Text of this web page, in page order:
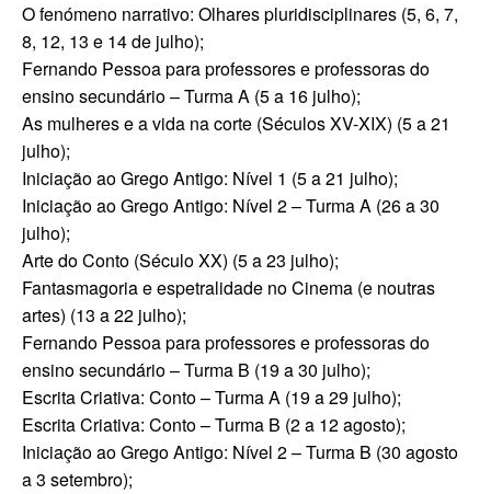
O fenómeno narrativo: Olhares pluridisciplinares (5, 6, 7,
8, 12, 13 e 14 de julho);
Fernando Pessoa para professores e professoras do
ensino secundário – Turma A (5 a 16 julho);
As mulheres e a vida na corte (Séculos XV-XIX) (5 a 21
julho);
Iniciação ao Grego Antigo: Nível 1 (5 a 21 julho);
Iniciação ao Grego Antigo: Nível 2 – Turma A (26 a 30
julho);
Arte do Conto (Século XX) (5 a 23 julho);
Fantasmagoria e espetralidade no Cinema (e noutras
artes) (13 a 22 julho);
Fernando Pessoa para professores e professoras do
ensino secundário – Turma B (19 a 30 julho);
Escrita Criativa: Conto – Turma A (19 a 29 julho);
Escrita Criativa: Conto – Turma B (2 a 12 agosto);
Iniciação ao Grego Antigo: Nível 2 – Turma B (30 agosto
a 3 setembro);